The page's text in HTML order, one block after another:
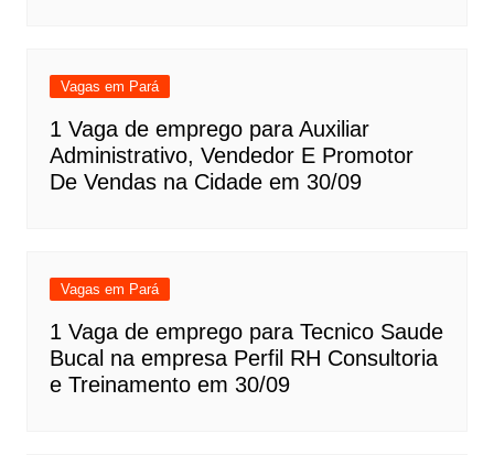
Vagas em Pará
1 Vaga de emprego para Auxiliar
Administrativo, Vendedor E Promotor
De Vendas na Cidade em 30/09
Vagas em Pará
1 Vaga de emprego para Tecnico Saude
Bucal na empresa Perfil RH Consultoria
e Treinamento em 30/09